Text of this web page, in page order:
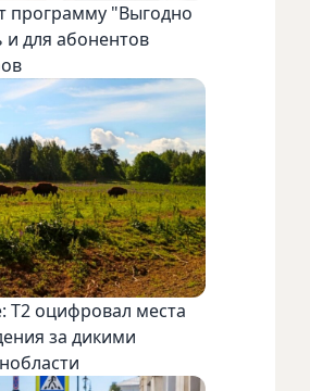
программу "Выгодно
и для абонентов
Т2 оцифровал места
за дикими